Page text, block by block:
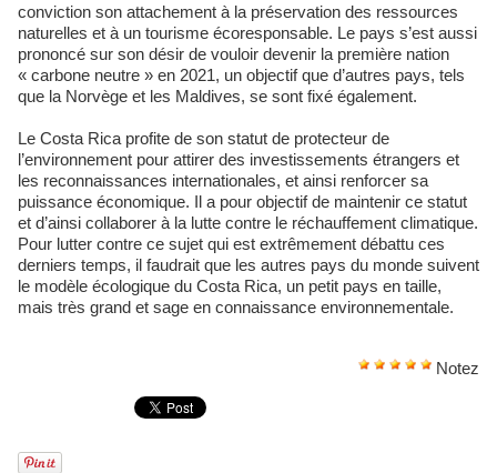
conviction son attachement à la préservation des ressources
naturelles et à un tourisme écoresponsable. Le pays s’est aussi
prononcé sur son désir de vouloir devenir la première nation
« carbone neutre » en 2021, un objectif que d’autres pays, tels
que la Norvège et les Maldives, se sont fixé également.
Le Costa Rica profite de son statut de protecteur de
l’environnement pour attirer des investissements étrangers et
les reconnaissances internationales, et ainsi renforcer sa
puissance économique. Il a pour objectif de maintenir ce statut
et d’ainsi collaborer à la lutte contre le réchauffement climatique.
Pour lutter contre ce sujet qui est extrêmement débattu ces
derniers temps, il faudrait que les autres pays du monde suivent
le modèle écologique du Costa Rica, un petit pays en taille,
mais très grand et sage en connaissance environnementale.
Notez